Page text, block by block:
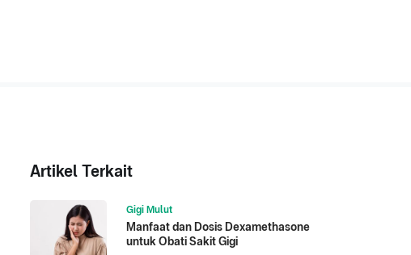
Artikel Terkait
Gigi Mulut
Manfaat dan Dosis Dexamethasone
untuk Obati Sakit Gigi